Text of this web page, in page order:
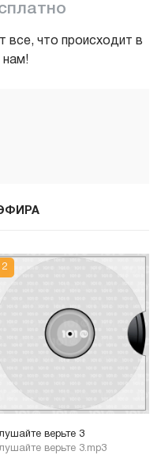
все, что происходит в
нам!
верьте 3
верьте 3.mp3